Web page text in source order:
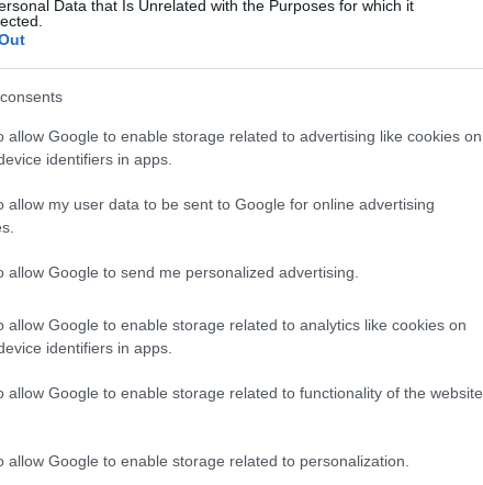
Data that Is Unrelated with the Purposes for which it
allow Google to enable storage related to advertising like cookies on
identifiers in apps.
allow my user data to be sent to Google for online advertising
allow Google to send me personalized advertising.
allow Google to enable storage related to analytics like cookies on
identifiers in apps.
allow Google to enable storage related to functionality of the website
allow Google to enable storage related to personalization.
θερμοκρασίας -Ποιες περιοχές θα
ΕΛΛΑΔΑ 02/12/2022 07:58
Κακοκαιρία στην Κατερίνη: Μισό
μέτρο το νερό -Πλημμύρισαν
Χρήστος Στυλιανίδης: «Τι έγινε με
112 σε Ζάκυνθο και Κεφαλονιά»